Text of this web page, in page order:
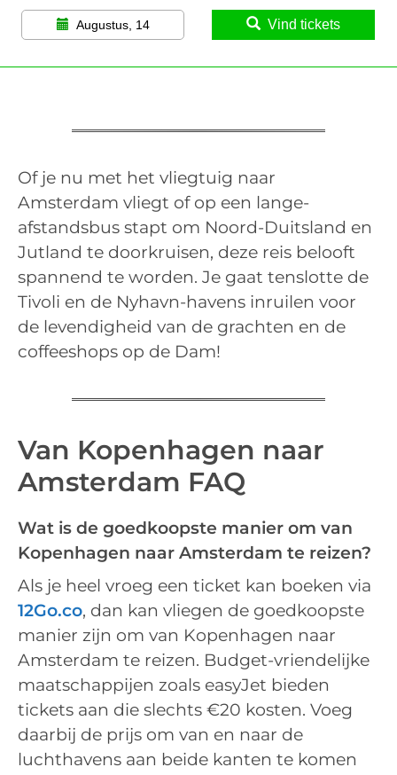
Augustus, 14 Vind tickets
Of je nu met het vliegtuig naar
Amsterdam vliegt of op een lange-
afstandsbus stapt om Noord-Duitsland en
Jutland te doorkruisen, deze reis belooft
spannend te worden. Je gaat tenslotte de
Tivoli en de Nyhavn-havens inruilen voor
de levendigheid van de grachten en de
coffeeshops op de Dam!
Van Kopenhagen naar
Amsterdam FAQ
Wat is de goedkoopste manier om van
Kopenhagen naar Amsterdam te reizen?
Als je heel vroeg een ticket kan boeken via
12Go.co, dan kan vliegen de goedkoopste
manier zijn om van Kopenhagen naar
Amsterdam te reizen. Budget-vriendelijke
maatschappijen zoals easyJet bieden
tickets aan die slechts €20 kosten. Voeg
daarbij de prijs om van en naar de
luchthavens aan beide kanten te komen